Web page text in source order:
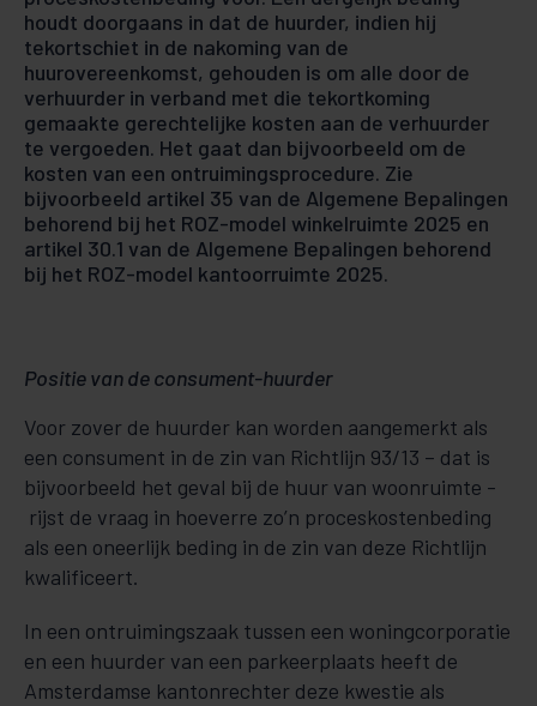
houdt doorgaans in dat de huurder, indien hij
tekortschiet in de nakoming van de
huurovereenkomst, gehouden is om alle door de
verhuurder in verband met die tekortkoming
gemaakte gerechtelijke kosten aan de verhuurder
te vergoeden. Het gaat dan bijvoorbeeld om de
kosten van een ontruimingsprocedure. Zie
bijvoorbeeld artikel 35 van de Algemene Bepalingen
behorend bij het ROZ-model winkelruimte 2025 en
artikel 30.1 van de Algemene Bepalingen behorend
bij het ROZ-model kantoorruimte 2025.
Positie van de consument-huurder
Voor zover de huurder kan worden aangemerkt als
een consument in de zin van Richtlijn 93/13 – dat is
bijvoorbeeld het geval bij de huur van woonruimte -
rijst de vraag in hoeverre zo’n proceskostenbeding
als een oneerlijk beding in de zin van deze Richtlijn
kwalificeert.
In een ontruimingszaak tussen een woningcorporatie
en een huurder van een parkeerplaats heeft de
Amsterdamse kantonrechter deze kwestie als